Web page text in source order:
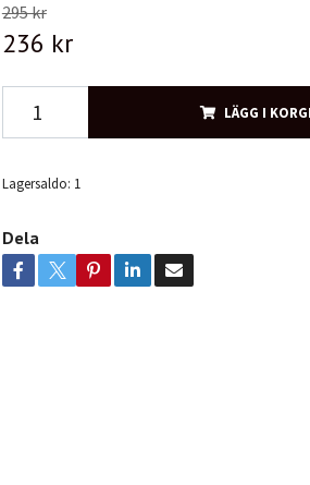
295 kr
236 kr
LÄGG I
Lagersaldo: 1
Dela